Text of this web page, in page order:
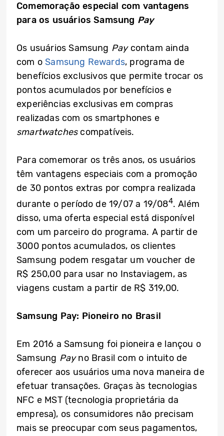
Comemoração especial com vantagens
para os usuários Samsung Pay
Os usuários Samsung Paycontam ainda
com o Samsung Rewards, programa de
benefícios exclusivos que permite trocar os
pontos acumulados por benefícios e
experiências exclusivas em compras
realizadas com os smartphones e
smartwatchescompatíveis.
Para comemorar os três anos, os usuários
têm vantagens especiais com a promoção
de 30 pontos extras por compra realizada
durante o período de 19/07 a 19/084. Além
disso, uma oferta especial está disponível
com um parceiro do programa. A partir de
3000 pontos acumulados, os clientes
Samsung podem resgatar um voucher de
R$ 250,00 para usar no Instaviagem, as
viagens custam a partir de R$ 319,00.
Samsung Pay: Pioneiro no Brasil
Em 2016 a Samsung foi pioneira e lançou o
Samsung Payno Brasil com o intuito de
oferecer aos usuários uma nova maneira de
efetuar transações. Graças às tecnologias
NFC e MST (tecnologia proprietária da
empresa), os consumidores não precisam
mais se preocupar com seus pagamentos,